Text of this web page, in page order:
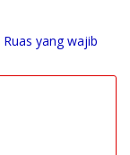
Ruas yang wajib